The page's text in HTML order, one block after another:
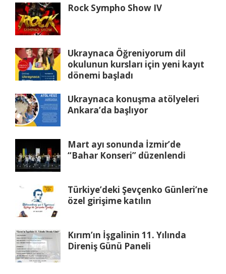
Rock Sympho Show IV
Ukraynaca Öğreniyorum dil
okulunun kursları için yeni kayıt
dönemi başladı
Ukraynaca konuşma atölyeleri
Ankara’da başlıyor
Mart ayı sonunda İzmir’de
“Bahar Konseri” düzenlendi
Türkiye’deki Şevçenko Günleri’ne
özel girişime katılın
Kırım’ın İşgalinin 11. Yılında
Direniş Günü Paneli